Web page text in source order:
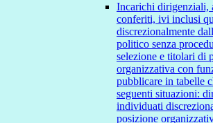
Incarichi dirigenziali,
conferiti, ivi inclusi
discrezionalmente
politico senza
selezione e titolari di
organizzativa con
pubblicare in tabelle
seguenti situazioni:
individuati
posizione